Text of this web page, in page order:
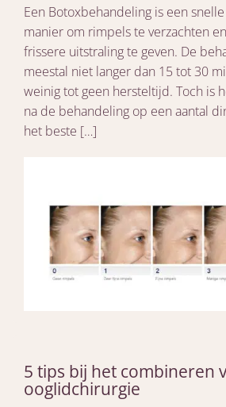
Een Botoxbehandeling is een
manier om rimpels te verzachten
frissere uitstraling te geven. De
meestal niet langer dan 15 tot 30
weinig tot geen hersteltijd. Toch is
na de behandeling op een aantal
het beste […]
5 tips bij het combineren
ooglidchirurgie